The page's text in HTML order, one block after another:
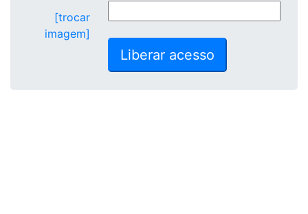
[trocar
imagem]